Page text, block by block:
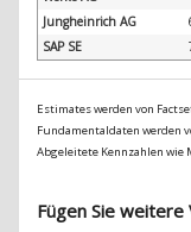
Jungheinrich AG
SAP SE
Estimates werden von
Fundamentaldaten werden
Abgeleitete Kennzahlen
Fügen Sie weitere